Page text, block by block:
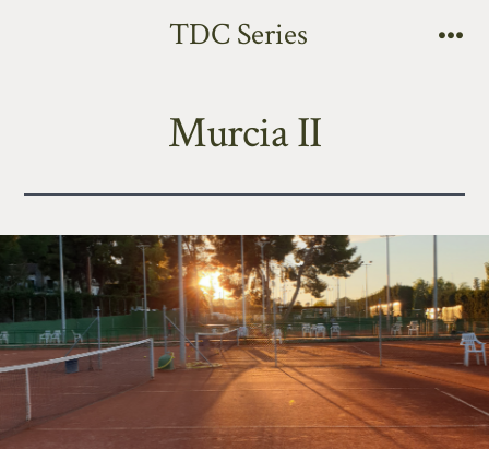
TDC Series
Murcia II